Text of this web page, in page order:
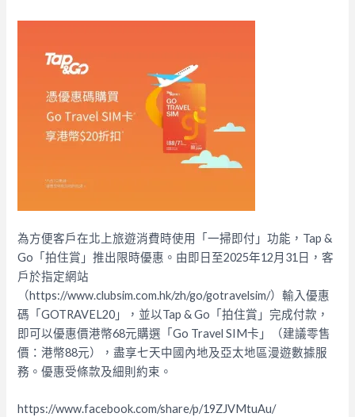
為方便客戶在北上旅遊消費時使用「一掃即付」功能，Tap &
Go「拍住賞」推出限時優惠。由即日至2025年12月31日，客
戶於指定網站
（https://www.clubsim.com.hk/zh/go/gotravelsim/）輸入優惠
碼「GOTRAVEL20」，並以Tap & Go「拍住賞」完成付款，
即可以優惠價港幣68元購選「Go Travel SIM卡」（建議零售
價：港幣88元），盡享七天中國內地及亞太地區漫遊數據服
務。優惠受條款及細則約束。
https://www.facebook.com/share/p/19ZJVMtuAu/